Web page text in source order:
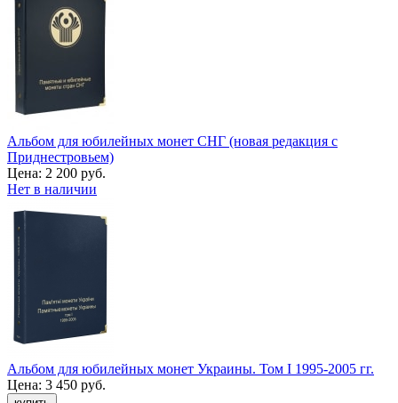
Альбом для юбилейных монет СНГ (новая редакция с
Приднестровьем)
Цена: 2 200 руб.
Нет в наличии
Альбом для юбилейных монет Украины. Том I 1995-2005 гг.
Цена: 3 450 руб.